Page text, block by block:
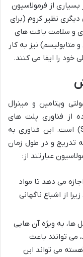
بسیاری از فرمولاسیون
نظیر کروم (برای
و سلامت بافت های
نیز به کار
را ایفا می کنند.
ویتامین و مینرال
استفاده از فناوری پلت های
آهسته رهش (Sustained-Release Pellets) است. این فناوری به
تدریج و در طول زمان
عبارتند از:
می دهد تا مواد
از اشباع ناگهانی
ها، به ویژه آن هایی
می توانند باعث
می تواند این